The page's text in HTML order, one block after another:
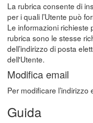
La rubrica consente di
per i quali l’Utente può
Le informazioni richieste
rubrica sono le stesse
dell’indirizzo di posta
dell'Utente.
Modifica email
Per modificare
Guida